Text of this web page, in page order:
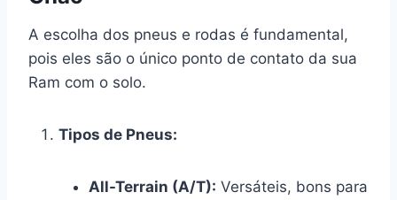
A escolha dos pneus e rodas é fundamental,
pois eles são o único ponto de contato da sua
Ram com o solo.
Tipos de Pneus:
All-Terrain (A/T): Versáteis, bons para